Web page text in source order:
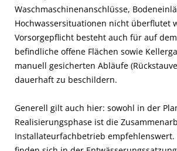
Waschmaschinenanschlüsse,
Hochwassersituationen nicht überflutet
Vorsorgepflicht besteht auch für auf
befindliche offene Flächen sowie
manuell gesicherten Abläufe
dauerhaft zu beschildern.
Generell gilt auch hier: sowohl in der
Realisierungsphase ist die
Installateurfachbetrieb empfehlenswert.